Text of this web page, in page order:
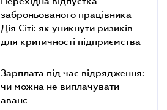
заброньованого працівника
Дія Сіті: як уникнути ризиків
для критичності підприємства
Зарплата під час відрядження:
чи можна не виплачувати
аванс